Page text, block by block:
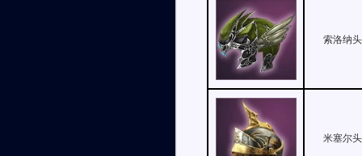
索洛纳
米塞尔